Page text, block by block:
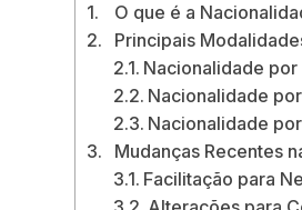
O que é a
Principais
Nacionalidade
Nacionalidade
Nacionalidade
Mudanças Recentes
Facilitação para